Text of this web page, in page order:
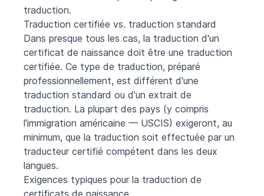
traduction.
Traduction certifiée vs. traduction standard
Dans presque tous les cas, la traduction d'un
certificat de naissance doit être une traduction
certifiée. Ce type de traduction, préparé
professionnellement, est différent d'une
traduction standard ou d'un extrait de
traduction. La plupart des pays (y compris
l'immigration américaine — USCIS) exigeront, au
minimum, que la traduction soit effectuée par un
traducteur certifié compétent dans les deux
langues.
Exigences typiques pour la traduction de
certificats de naissance